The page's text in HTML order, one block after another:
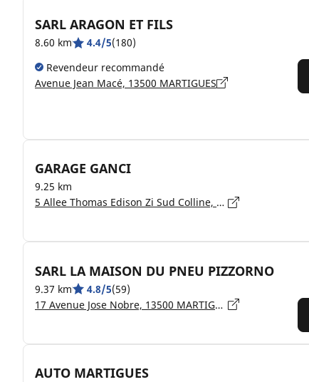
SARL ARAGON ET FILS
8.60 km 4.4/5(180)
Revendeur recommandé
Avenue Jean Macé, 13500 MARTIGUES
GARAGE GANCI
9.25 km
5 Allee Thomas Edison Zi Sud Colline, 13500 MARTIGUES
SARL LA MAISON DU PNEU PIZZORNO
9.37 km 4.8/5(59)
17 Avenue Jose Nobre, 13500 MARTIGUES
AUTO MARTIGUES